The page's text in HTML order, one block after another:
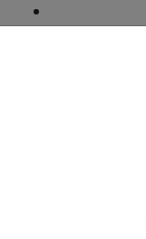
Início/
funções e salários